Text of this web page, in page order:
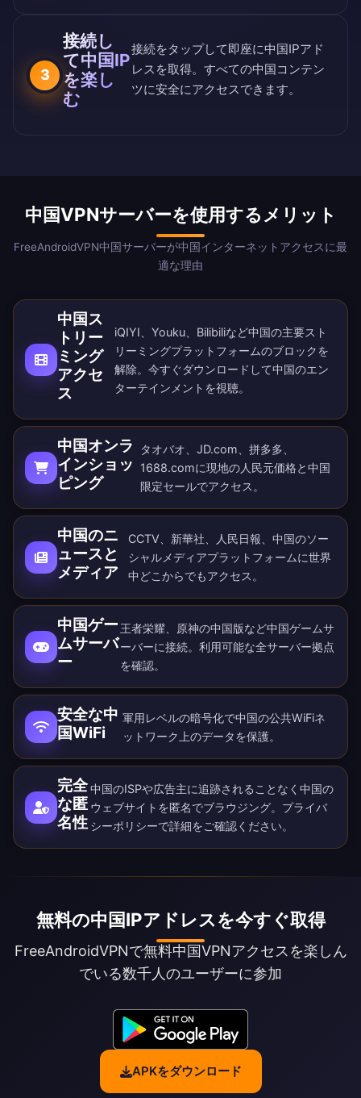
3
接続し
て中国IP
を楽し
む
接続をタップして即座に中国IPアド
レスを取得。すべての中国コンテン
ツに安全にアクセスできます。
中国VPNサーバーを使用するメリット
FreeAndroidVPN中国サーバーが中国インターネットアクセスに最
適な理由
中国ス
トリー
ミング
アクセ
ス
iQIYI、Youku、Bilibiliなど中国の主要スト
リーミングプラットフォームのブロックを
解除。 今すぐダウンロード して中国のエン
ターテインメントを視聴。
中国オンラ
インショッ
ピング
タオバオ、JD.com、拼多多、
1688.comに現地の人民元価格と中国
限定セールでアクセス。
中国のニ
ュースと
メディア
CCTV、新華社、人民日報、中国のソー
シャルメディアプラットフォームに世界
中どこからでもアクセス。
中国ゲー
ムサーバ
ー
王者栄耀、原神の中国版など中国ゲームサ
ーバーに接続。 利用可能な全サーバー拠点
を確認。
安全な中
国WiFi
軍用レベルの暗号化で中国の公共WiFiネ
ットワーク上のデータを保護。
完全
な匿
名性
中国のISPや広告主に追跡されることなく中国の
ウェブサイトを匿名でブラウジング。 プライバ
シーポリシーで詳細をご確認ください。
無料の中国IPアドレスを今すぐ取得
FreeAndroidVPNで無料中国VPNアクセスを楽しん
でいる数千人のユーザーに参加
APKをダウンロード